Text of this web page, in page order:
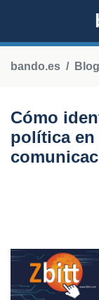
bando.es Blog
Cómo
política